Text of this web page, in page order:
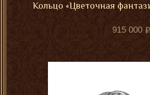
Кольцо «Цветочная
915 000